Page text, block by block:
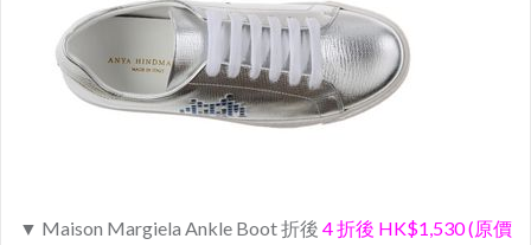
▼ Maison Margiela Ankle Boot 折後 4 折後 HK$1,530 (原價